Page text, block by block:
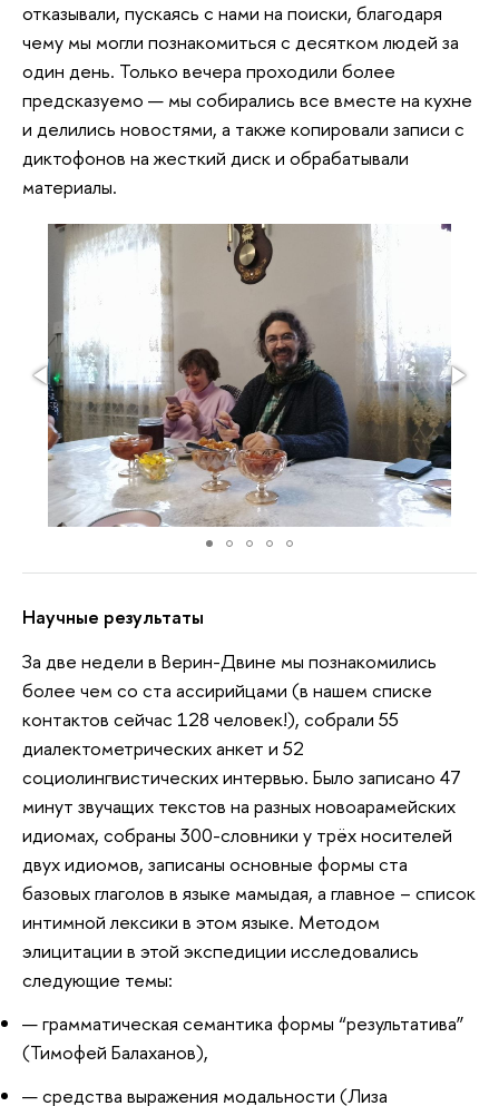
отказывали, пускаясь с нами на поиски, благодаря
чему мы могли познакомиться с десятком людей за
один день. Только вечера проходили более
предсказуемо — мы собирались все вместе на кухне
и делились новостями, а также копировали записи с
диктофонов на жесткий диск и обрабатывали
материалы.
Научные результаты
За две недели в Верин-Двине мы познакомились
более чем со ста ассирийцами (в нашем списке
контактов сейчас 128 человек!), собрали 55
диалектометрических анкет и 52
социолингвистических интервью. Было записано 47
минут звучащих текстов на разных новоарамейских
идиомах, собраны 300-словники у трёх носителей
двух идиомов, записаны основные формы ста
базовых глаголов в языке мамыдая, а главное – список
интимной лексики в этом языке. Методом
элицитации в этой экспедиции исследовались
следующие темы:
грамматическая семантика формы “результатива”
(Тимофей Балаханов),
средства выражения модальности (Лиза